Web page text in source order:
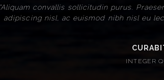
"Aliquam convallis sollicitudin purus.
adipiscing nisl, ac euismod nibh nisl eu
INTEGER